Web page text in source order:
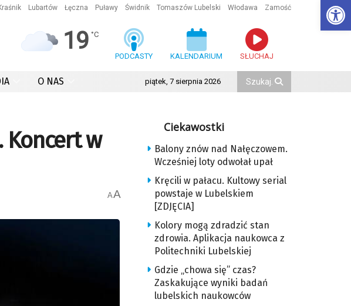
Lubartów Łęczna Puławy Świdnik Tomaszów Lubelski Włodawa Zamość
19 °C
PODCASTY KALENDARIUM SŁUCHAJ
O NAS piątek, 7 sierpnia 2026
Koncert w
AA
Ciekawostki
Balony znów nad Nałęczowem.
Wcześniej loty odwołał upał
Kręcili w pałacu. Kultowy serial
powstaje w Lubelskiem
[ZDJĘCIA]
Kolory mogą zdradzić stan
zdrowia. Aplikacja naukowca z
Politechniki Lubelskiej
Gdzie „chowa się” czas?
Zaskakujące wyniki badań
lubelskich naukowców